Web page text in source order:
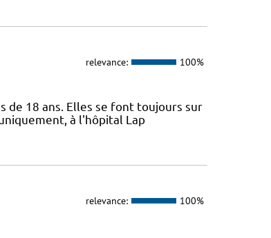
relevance: 100%
de 18 ans. Elles se font toujours sur
à l'hôpital Lap
relevance: 100%